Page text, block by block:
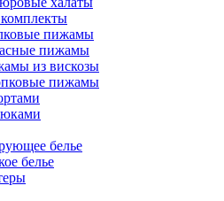
пижамы
пижамы
из вискозы
пижамы
белье
белье